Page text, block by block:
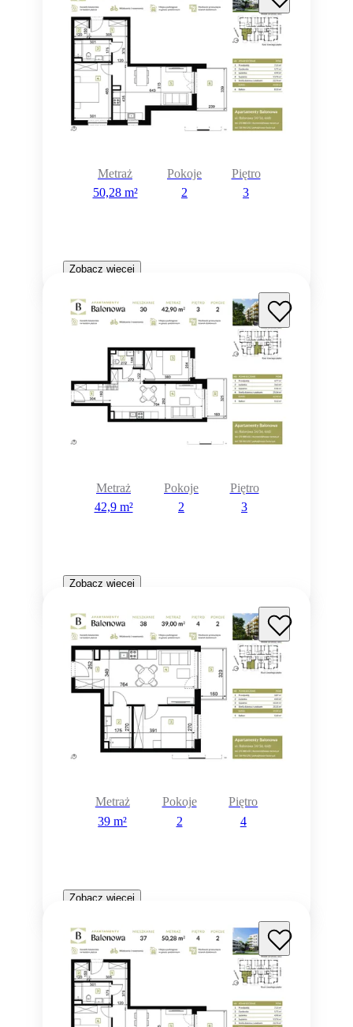
Metraż
50,28 m²
Pokoje
2
Piętro
3
Zobacz więcej
Metraż
42,9 m²
Pokoje
2
Piętro
3
Zobacz więcej
Metraż
39 m²
Pokoje
2
Piętro
4
Zobacz więcej